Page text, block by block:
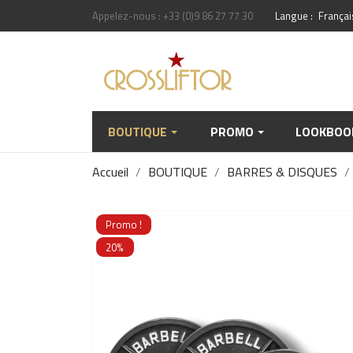
Appelez-nous : +33 (0)9 86 27 77 30 Langue :
BOUTIQUE PROMO
Accueil BOUTIQUE BARRES & DISQUES
Promo !
20%